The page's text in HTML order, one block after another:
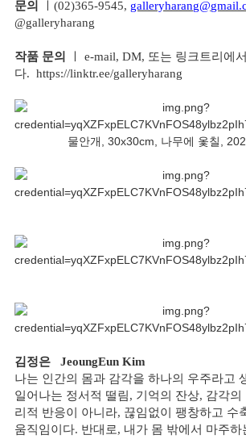
문의 ㅣ(02)365-9545,
@galleryharang
작품 문의
ㅣ e-mail, DM, 또는 링크트리에
다.https://linktr.ee/galleryharang
물안개, 30x30cm, 나무에 옻칠,
김정은JeoungEun Kim
나는 인간의 몸과 감각을 하나의 우주라고
일어나는 정서적 떨림, 기억의 잔상, 감각의
리적 반응이 아니라, 끊임없이 팽창하고 수
움직임이다. 반대로, 내가 몸 밖에서 마주하